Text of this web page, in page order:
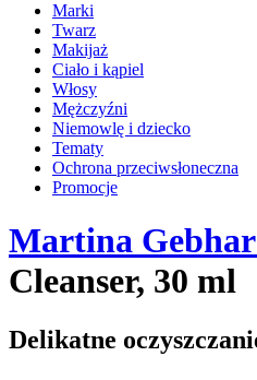
Marki
Twarz
Makijaż
Ciało i kąpiel
Włosy
Mężczyźni
Niemowlę i dziecko
Tematy
Ochrona przeciwsłoneczna
Promocje
Martina
Cleanser, 30 ml
Delikatne